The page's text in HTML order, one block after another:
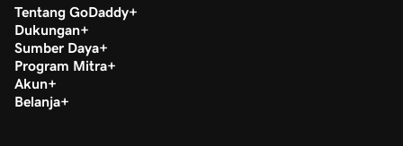
Tentang GoDaddy
Dukungan
Sumber Daya
Program Mitra
Akun
Belanja